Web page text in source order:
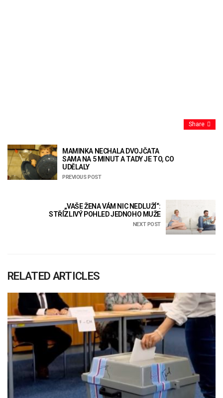
Share
MAMINKA NECHALA DVOJČATA
SAMA NA 5 MINUT A TADY JE TO, CO
UDĚLALY
PREVIOUS POST
„VAŠE ŽENA VÁM NIC NEDLUŽÍ“:
STŘÍZLIVÝ POHLED JEDNOHO MUŽE
NEXT POST
RELATED ARTICLES